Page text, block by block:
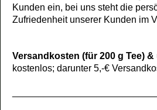
Kunden ein, bei uns steht die
Zufriedenheit unserer Kunden im
Versandkosten (für 200 g Tee)
kostenlos; darunter 5,-€